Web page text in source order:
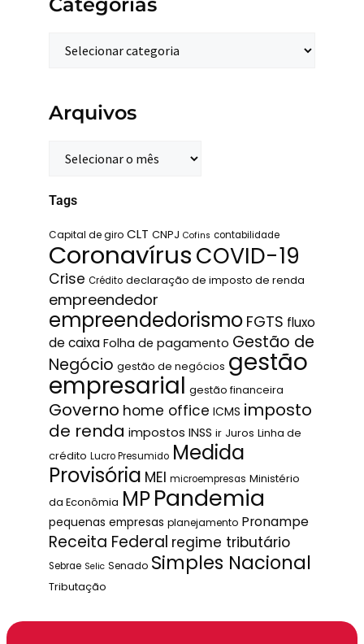
Arquivos
Tags
Capital de giro CLT CNPJ Cofins contabilidade
CoronavírusCOVID-19
Crise Crédito declaração de imposto de renda
empreendedor
empreendedorismo FGTS fluxo
de caixa Folha de pagamento Gestão de
Negócio gestão de negócios gestão
empresarial gestão financeira
Governo home office ICMS imposto
de renda impostos INSS ir Juros Linha de
crédito Lucro Presumido Medida
Provisória MEI microempresas Ministério
da Econômia MPPandemia
pequenas empresas planejamento Pronampe
Receita Federal regime tributário
Sebrae Selic Senado Simples Nacional
Tributação